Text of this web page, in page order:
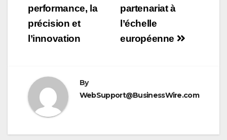
partenariat à
l’échelle
européenne
performance, la
précision et
l’innovation
By
WebSupport@BusinessWire.com